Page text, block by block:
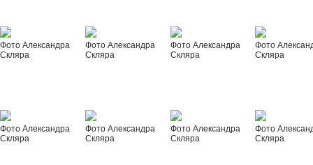
Фото Александра
Скляра
Фото Александра
Скляра
Фото Александра
Скляра
Фото
Скляра
Фото Александра
Скляра
Фото Александра
Скляра
Фото Александра
Скляра
Фото
Скляра